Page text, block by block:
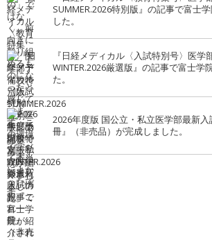
SUMMER.2026特別版』の記事で富士
した。
『日経メディカル〈入試特別号〉医学
WINTER.2026厳選版』の記事で富士学
た。
2026年度版 国公立・私立医学部最新
冊』（非売品）が完成しました。